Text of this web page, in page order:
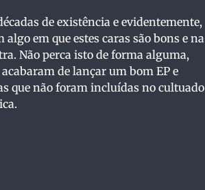
de existência e evidentemente,
em que estes caras são bons e na
Não perca isto de forma alguma,
de lançar um bom EP e
que não foram incluídas no cultuado